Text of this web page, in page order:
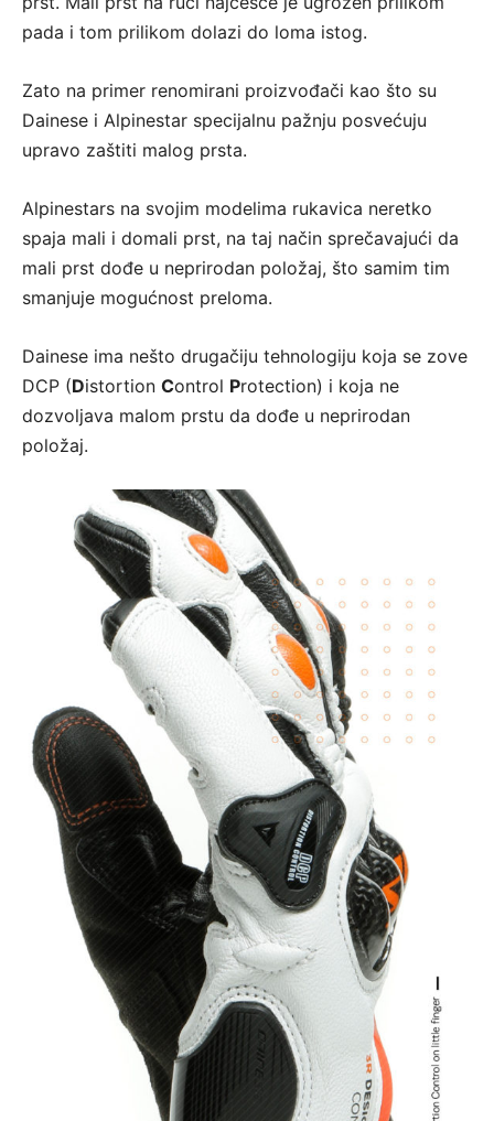
pada i tom prilikom dolazi do loma istog.
Zato na primer renomirani proizvođači kao što su
Dainese i Alpinestar specijalnu pažnju posvećuju
upravo zaštiti malog prsta.
Alpinestars na svojim modelima rukavica neretko
spaja mali i domali prst, na taj način sprečavajući da
mali prst dođe u neprirodan položaj, što samim tim
smanjuje mogućnost preloma.
Dainese ima nešto drugačiju tehnologiju koja se zove
DCP (Distortion Control Protection) i koja ne
dozvoljava malom prstu da dođe u neprirodan
položaj.